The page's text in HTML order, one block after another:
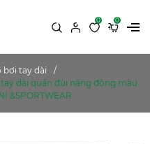
0 0
bơi tay dài
dài quần đùi năng động màu
&SPORTWEAR